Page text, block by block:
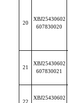
20
XBJ25430602
607830020
21
XBJ25430602
607830021
22
XBJ25430602